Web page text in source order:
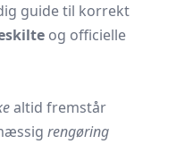
guide til korrekt
og officielle
altid fremstår
rengøring